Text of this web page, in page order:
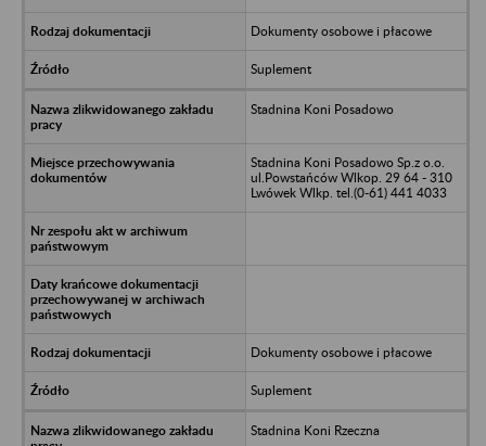
Dokumenty osobowe i płacowe
Suplement
Stadnina Koni Posadowo
Stadnina Koni Posadowo Sp.z o.o.
ul.Powstańców Wlkop. 29 64 - 310
Lwówek Wlkp. tel.(0-61) 441 4033
Dokumenty osobowe i płacowe
Suplement
Stadnina Koni Rzeczna